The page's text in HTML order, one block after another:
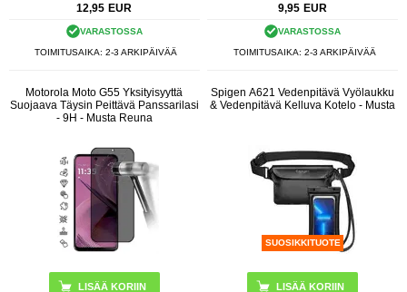
12,95 EUR
VARASTOSSA
TOIMITUSAIKA: 2-3 ARKIPÄIVÄÄ
9,95 EUR
VARASTOSSA
TOIMITUSAIKA: 2-3 ARKIPÄIVÄÄ
Motorola Moto G55 Yksityisyyttä
Suojaava Täysin Peittävä Panssarilasi
- 9H - Musta Reuna
Spigen A621 Vedenpitävä Vyölaukku
& Vedenpitävä Kelluva Kotelo - Musta
SUOSIKKITUOTE